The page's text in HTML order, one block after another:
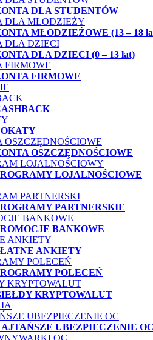
DLA STUDENTÓW
MŁODZIEŻOWE (13 – 18
DLA DZIECI (0 – 13 lat)
FIRMOWE
OSZCZĘDNOŚCIOWE
LOJALNOŚCIOWE
PARTNERSKIE
BANKOWE
ANKIETY
POLECEŃ
KRYPTOWALUT
UBEZPIECZENIE